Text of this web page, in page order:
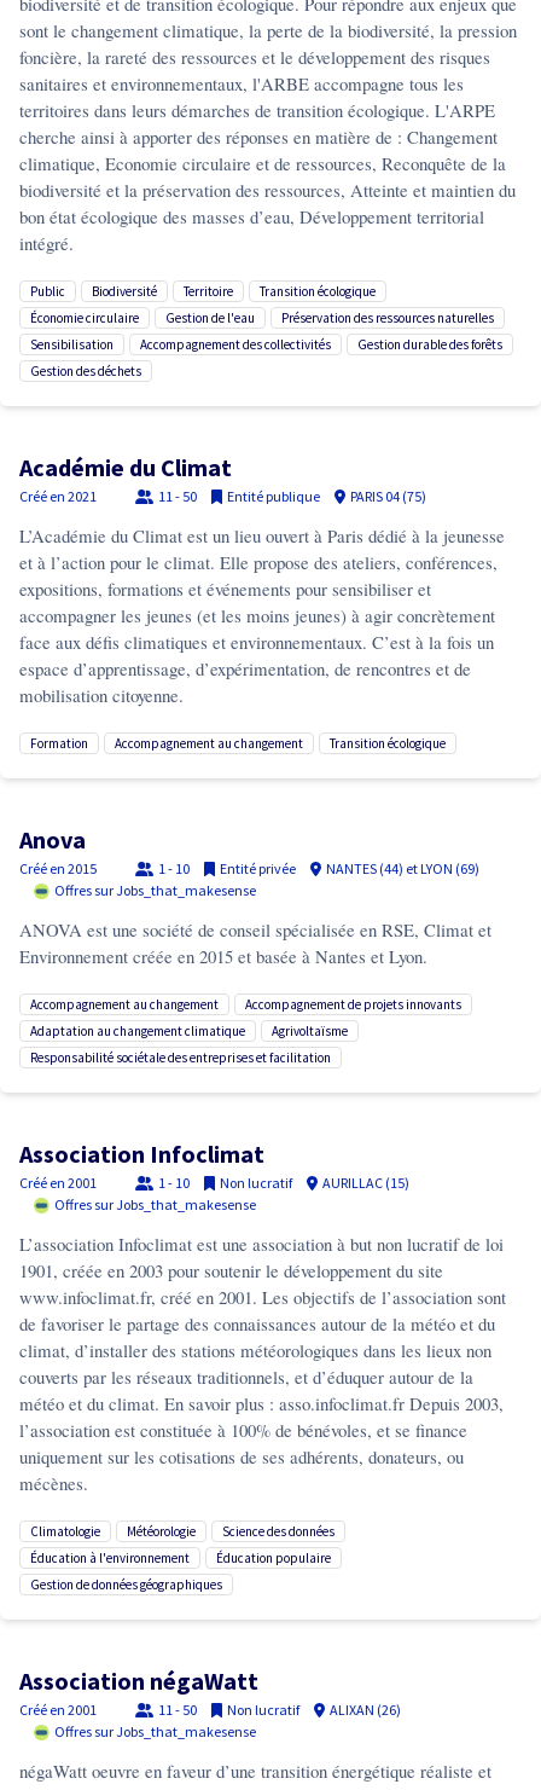
sont le changement climatique, la perte de la biodiversité, la pression
foncière, la rareté des ressources et le développement des risques
sanitaires et environnementaux, l'ARBE accompagne tous les
territoires dans leurs démarches de transition écologique. L'ARPE
cherche ainsi à apporter des réponses en matière de : Changement
climatique, Economie circulaire et de ressources, Reconquête de la
biodiversité et la préservation des ressources, Atteinte et maintien du
bon état écologique des masses d’eau, Développement territorial
intégré.
public biodiversité territoire
transition écologique
économie circulaire
gestion de l'eau
préservation des ressources naturelles
sensibilisation
accompagnement des collectivités
gestion durable des forêts
gestion des déchets
Académie du Climat
Créé en 2021 11 - 50 Entité publique PARIS 04 (75)
L’Académie du Climat est un lieu ouvert à Paris dédié à la jeunesse
et à l’action pour le climat. Elle propose des ateliers, conférences,
expositions, formations et événements pour sensibiliser et
accompagner les jeunes (et les moins jeunes) à agir concrètement
face aux défis climatiques et environnementaux. C’est à la fois un
espace d’apprentissage, d’expérimentation, de rencontres et de
mobilisation citoyenne.
formation accompagnement au changement transition écologique
Anova
Créé en 2015 1 - 10 Entité privée
NANTES (44) et LYON (69)
Offres sur Jobs_that_makesense
ANOVA est une société de conseil spécialisée en RSE, Climat et
Environnement créée en 2015 et basée à Nantes et Lyon.
accompagnement au changement
accompagnement de projets innovants
adaptation au changement climatique
agrivoltaïsme
responsabilité sociétale des entreprises et facilitation
Association Infoclimat
Créé en 2001 1 - 10 Non lucratif
AURILLAC (15)
Offres sur Jobs_that_makesense
L’association Infoclimat est une association à but non lucratif de loi
1901, créée en 2003 pour soutenir le développement du site
www.infoclimat.fr, créé en 2001. Les objectifs de l’association sont
de favoriser le partage des connaissances autour de la météo et du
climat, d’installer des stations météorologiques dans les lieux non
couverts par les réseaux traditionnels, et d’éduquer autour de la
météo et du climat. En savoir plus : asso.infoclimat.fr Depuis 2003,
l’association est constituée à 100% de bénévoles, et se finance
uniquement sur les cotisations de ses adhérents, donateurs, ou
mécènes.
climatologie météorologie
science des données
éducation à l'environnement
éducation populaire
gestion de données géographiques
Association négaWatt
Créé en 2001 11 - 50 Non lucratif
ALIXAN (26)
Offres sur Jobs_that_makesense
négaWatt oeuvre en faveur d’une transition énergétique réaliste et